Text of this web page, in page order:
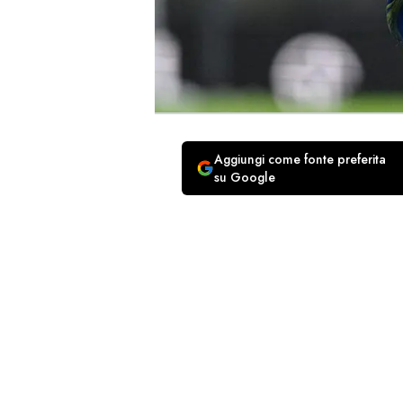
Aggiungi come fonte preferita
su Google